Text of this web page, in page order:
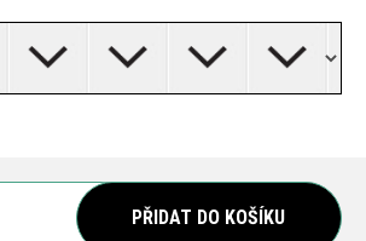
PŘIDAT DO KOŠÍKU